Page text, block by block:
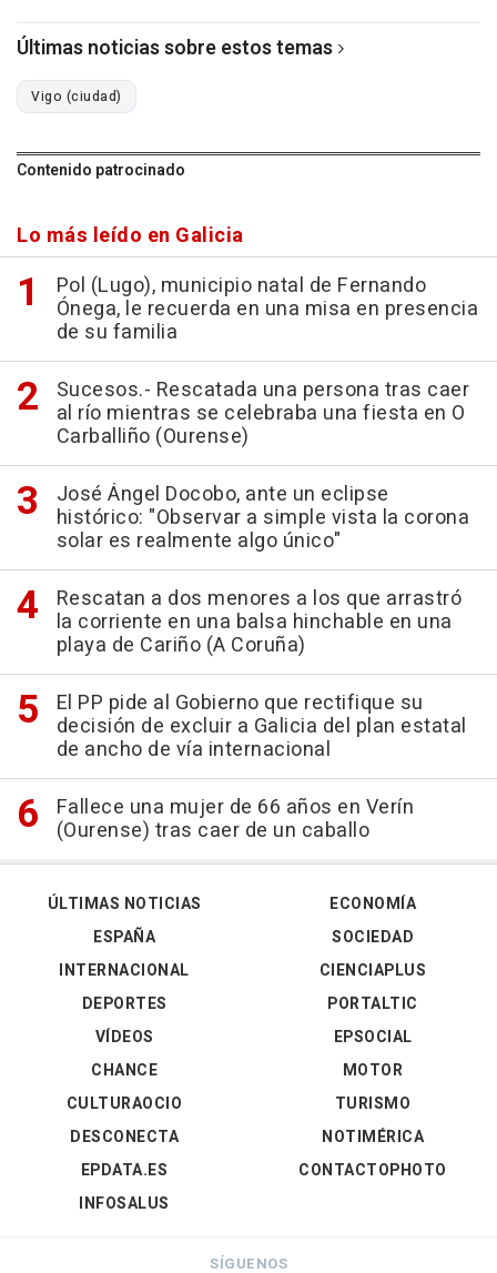
Últimas noticias sobre estos temas
Vigo (ciudad)
Contenido patrocinado
Lo más leído en Galicia
Pol (Lugo), municipio natal de Fernando
Ónega, le recuerda en una misa en presencia
de su familia
Sucesos.- Rescatada una persona tras caer
al río mientras se celebraba una fiesta en O
Carballiño (Ourense)
José Ángel Docobo, ante un eclipse
histórico: "Observar a simple vista la corona
solar es realmente algo único"
Rescatan a dos menores a los que arrastró
la corriente en una balsa hinchable en una
playa de Cariño (A Coruña)
El PP pide al Gobierno que rectifique su
decisión de excluir a Galicia del plan estatal
de ancho de vía internacional
Fallece una mujer de 66 años en Verín
(Ourense) tras caer de un caballo
ÚLTIMAS NOTICIAS
ESPAÑA
INTERNACIONAL
DEPORTES
VÍDEOS
ECONOMÍA
SOCIEDAD
CIENCIAPLUS
PORTALTIC
EPSOCIAL
CHANCE
CULTURAOCIO
DESCONECTA
EPDATA.ES
INFOSALUS
MOTOR
TURISMO
NOTIMÉRICA
CONTACTOPHOTO
SÍGUENOS